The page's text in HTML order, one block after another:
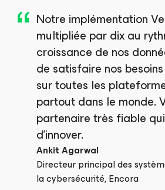
Notre implémentation
multipliée par dix au
croissance de nos
de satisfaire nos
sur toutes les
partout dans le monde.
partenaire très fiable
d’innover.
Ankit Agarwal
Directeur principal des
la cybersécurité, Encora